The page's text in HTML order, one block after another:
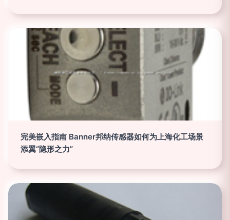
完美嵌入指南 Banner邦纳传感器如何为上海化工场景
添翼“隐形之力”